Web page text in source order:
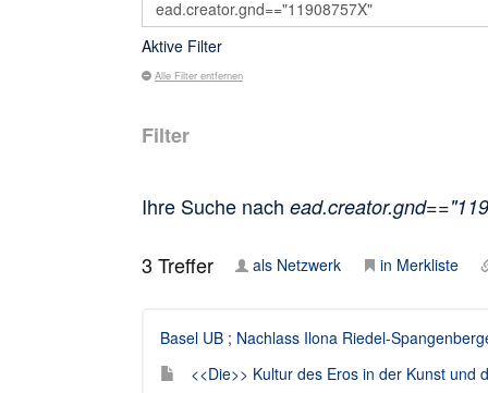
Aktive Filter
Alle Filter entfernen
Filter
Ihre Suche nach
3 Treffer als Netzwerk in Merkliste
Basel UB ; Nachlass Ilona Riedel-
<<Die>> Kultur des Eros in der Kunst und